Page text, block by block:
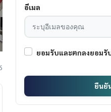
อีเมล
ยอมรับและตกลงยอมรั
ยืนยั